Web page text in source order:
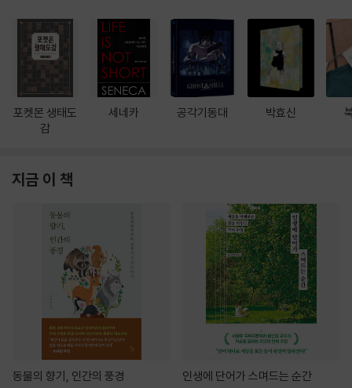
포켓몬 생태도
감
세네카 공각기동대 박효신
지금 이 책
동물의 향기, 인간의 풍경 인생에 단어가 스며드는 순간